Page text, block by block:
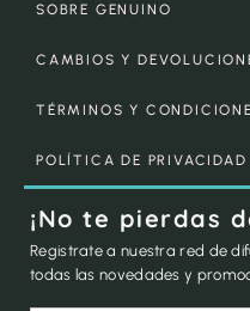
SOBRE GENUINO
CAMBIOS Y
TÉRMINOS Y
POLÍTICA DE PRIVACIDAD
¡No te pierdas
Registrate a nuestra red de
todas las novedades y